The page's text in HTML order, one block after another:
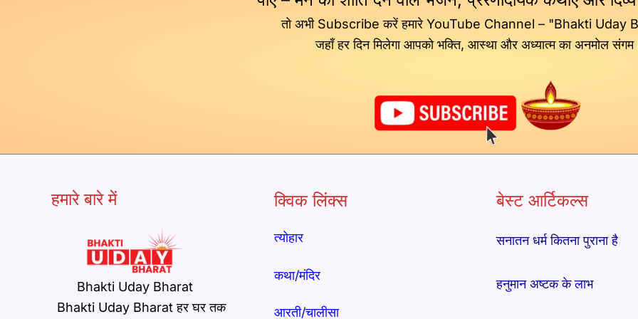
तो अभी Subscribe करें हमारे YouTube Channel – "Bhakti Uday
जहाँ हर दिन मिलेगा आपको भक्ति, आस्था और अध्यात्म का अनमोल
हमारे बारे में
Bhakti Uday Bharat
Bhakti Uday Bharat हर घर तक
क्विक लिंक्स
त्योहार
कथा/मंदिर
आरती/चालीसा
बेस्ट आर्टिकल्स
सनातन धर्म कितना पुराना है
हनुमान अष्टक के लाभ